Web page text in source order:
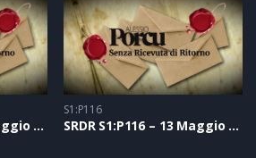
SRDR S1:P117 – 14 Maggio 2021
S1:P116
SRDR S1:P116 – 13 Maggio 2021